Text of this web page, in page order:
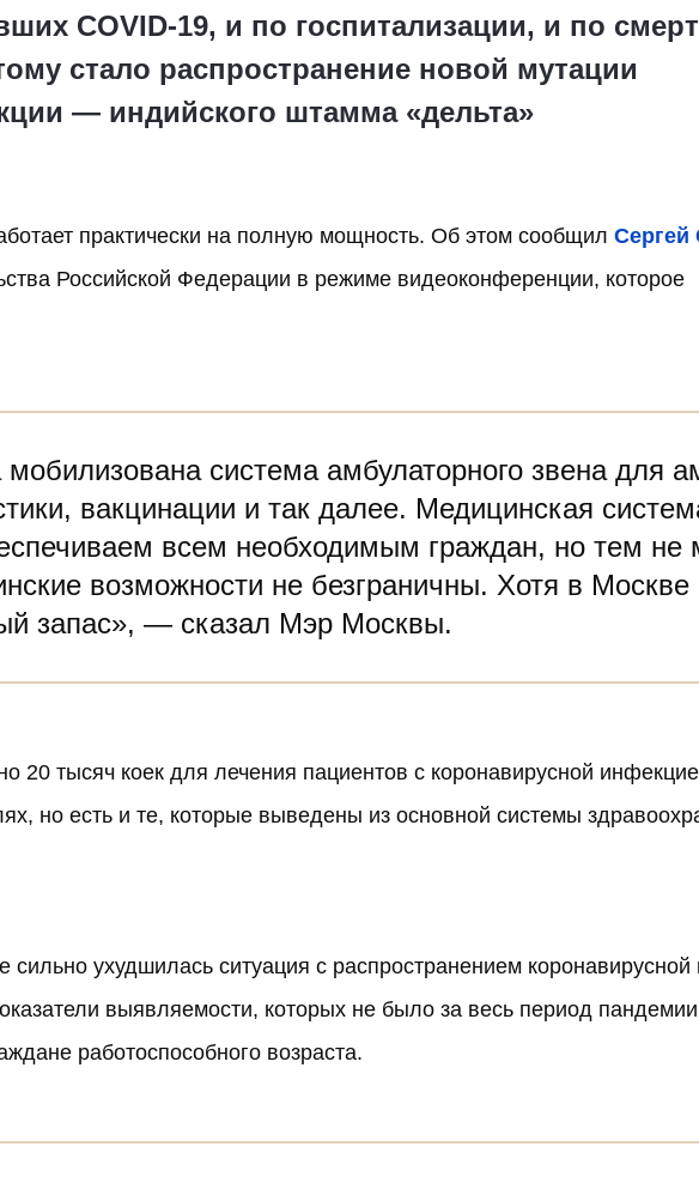
COVID-19, и по госпитализации, и по
стало распространение новой мутации
— индийского штамма «дельта»
практически на полную мощность. Об этом сообщил Сергей
Российской Федерации в режиме видеоконференции, которое
система амбулаторного звена для
вакцинации и так далее. Медицинская
всем необходимым граждан, но тем не
возможности не безграничны. Хотя в Москве
запас», — сказал Мэр Москвы.
20 тысяч коек для лечения пациентов с коронавирусной
но есть и те, которые выведены из основной системы
ухудшилась ситуация с распространением
выявляемости, которых не было за весь период
работоспособного возраста.